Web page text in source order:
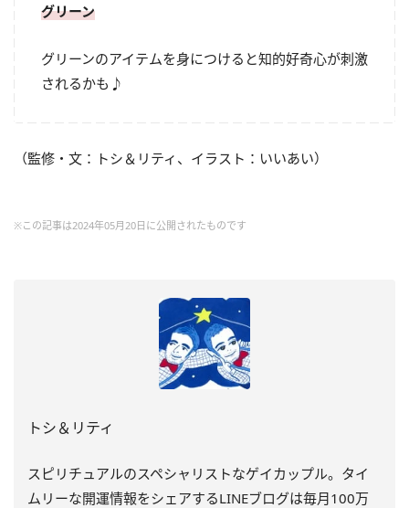
グリーン
グリーンのアイテムを身につけると知的好奇心が刺激
されるかも♪
（監修・文：トシ＆リティ、イラスト：いいあい）
※この記事は2024年05月20日に公開されたものです
トシ＆リティ
スピリチュアルのスペシャリストなゲイカップル。タイ
ムリーな開運情報をシェアするLINEブログは毎月100万